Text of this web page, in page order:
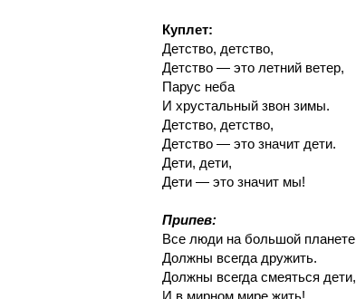
Куплет:
Детство, детство,
Детство — это летний ветер,
Парус неба
И хрустальный звон зимы.
Детство, детство,
Детство — это значит дети.
Дети, дети,
Дети — это значит мы!
Припев:
Все люди на большой планете
Должны всегда дружить.
Должны всегда смеяться дети,
И в мирном мире жить!